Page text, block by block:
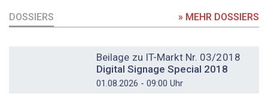
DOSSIERS » MEHR DOSSIERS
Beilage zu IT-Markt Nr. 03/2018
Digital Signage Special 2018
01.08.2026 - 09:00 Uhr